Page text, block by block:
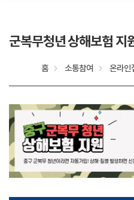
군복무청년 상해보험 지
홈 소통참여 온라인